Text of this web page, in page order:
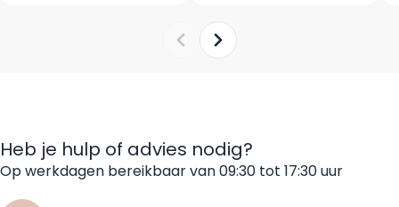
Heb je hulp of advies nodig?
Op werkdagen bereikbaar van 09:30 tot 17:30 uur